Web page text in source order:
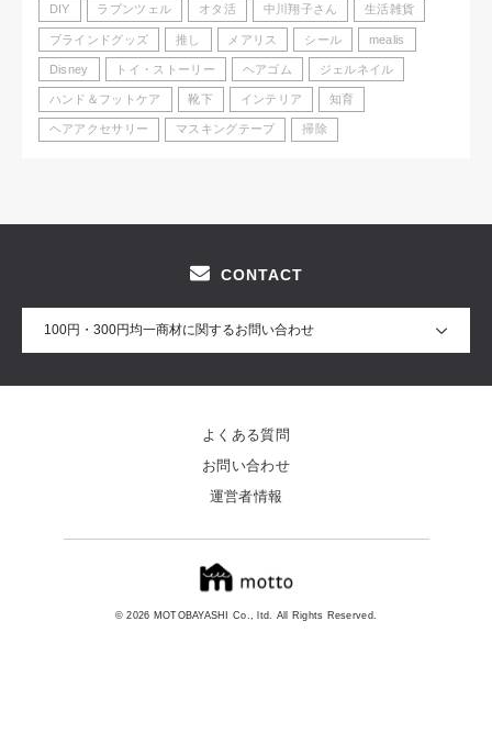
DIY ラプンツェル オタ活 中川翔子さん 生活雑貨
ブラインドグッズ 推し メアリス シール mealis
Disney トイ・ストーリー ヘアゴム ジェルネイル
ハンド＆フットケア 靴下 インテリア 知育
ヘアアクセサリー マスキングテープ 掃除
CONTACT
100円・300円均一商材に関するお問い合わせ
© 2026 MOTOBAYASHI Co., ltd. All Rights Reserved.
よくある質問
お問い合わせ
運営者情報